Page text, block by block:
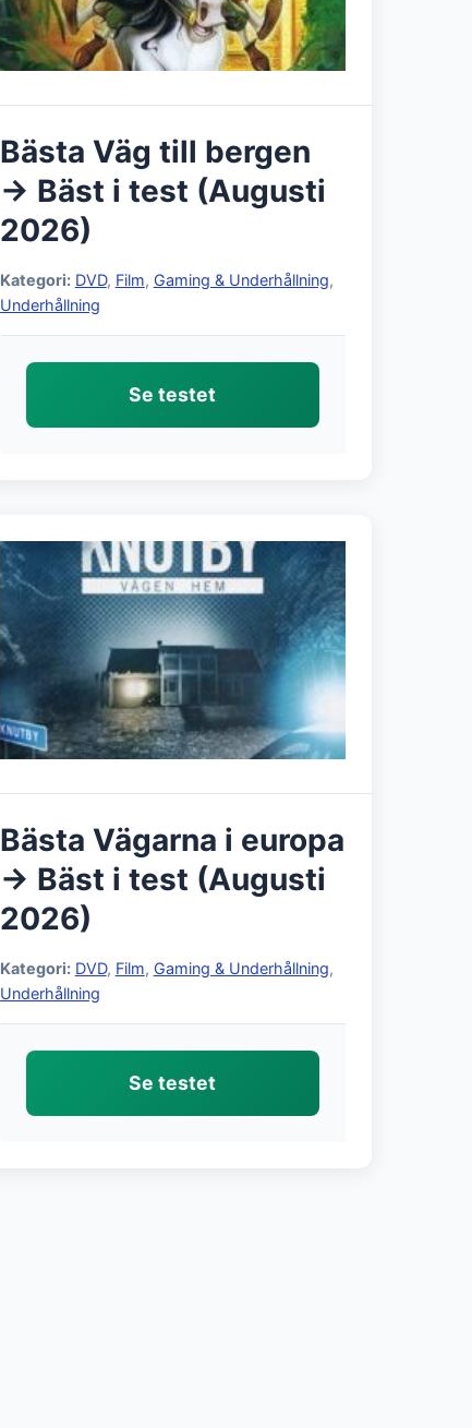
Bästa Väg till bergen
→ Bäst i test (Augusti
2026)
Kategori: DVD, Film, Gaming & Underhållning,
Underhållning
Se testet
Bästa Vägarna i europa
→ Bäst i test (Augusti
2026)
Kategori: DVD, Film, Gaming & Underhållning,
Underhållning
Se testet